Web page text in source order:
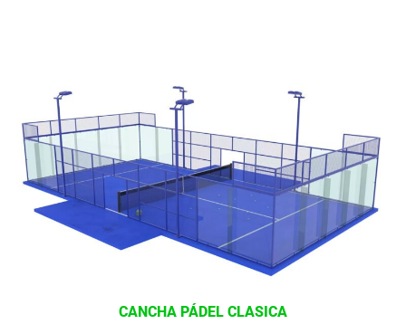
CANCHA PÁDEL CLASICA